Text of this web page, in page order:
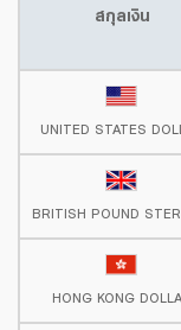
สกุลเงิน
UNITED STATES
BRITISH POUND
HONG KONG DOLLAR
สกุลเงิน
UNITED STATES
BRITISH POUND
HONG KONG